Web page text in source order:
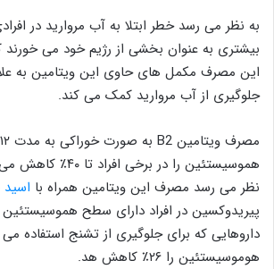
به نظر می رسد خطر ابتلا به آب مروارید در
بیشتری به عنوان بخشی از رژیم خود می خورند
این مصرف مکمل های حاوی این ویتامین به
جلوگیری از آب مروارید کمک می کند.
هموسیستئین را در
نظر می رسد مصرف این ویتامین همراه با
پیریدوکسین در افراد دارای سطح هموسیستئین
داروهایی که برای جلوگیری از تشنج استفاده
هوموسیستئین را ۲۶٪ کاهش هد.